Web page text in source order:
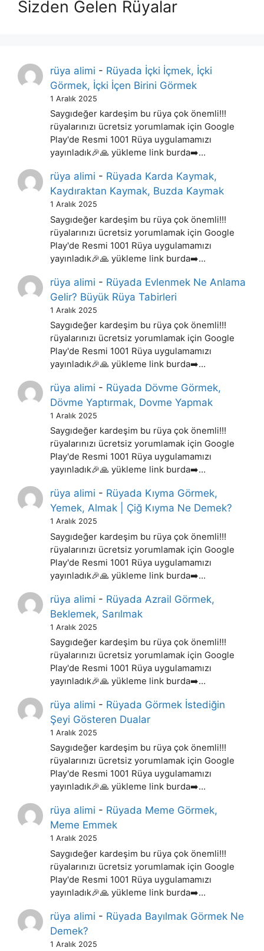
Sizden Gelen Rüyalar
rüya alimi - Rüyada İçki İçmek, İçki
Görmek, İçki İçen Birini Görmek
1 Aralık 2025
Saygıdeğer kardeşim bu rüya çok önemli!!!
rüyalarınızı ücretsiz yorumlamak için Google
Play'de Resmi 1001 Rüya uygulamamızı
yayınladık🎉🙏 yükleme link burda➡️…
rüya alimi - Rüyada Karda Kaymak,
Kaydıraktan Kaymak, Buzda Kaymak
1 Aralık 2025
Saygıdeğer kardeşim bu rüya çok önemli!!!
rüyalarınızı ücretsiz yorumlamak için Google
Play'de Resmi 1001 Rüya uygulamamızı
yayınladık🎉🙏 yükleme link burda➡️…
rüya alimi - Rüyada Evlenmek Ne Anlama
Gelir? Büyük Rüya Tabirleri
1 Aralık 2025
Saygıdeğer kardeşim bu rüya çok önemli!!!
rüyalarınızı ücretsiz yorumlamak için Google
Play'de Resmi 1001 Rüya uygulamamızı
yayınladık🎉🙏 yükleme link burda➡️…
rüya alimi - Rüyada Dövme Görmek,
Dövme Yaptırmak, Dovme Yapmak
1 Aralık 2025
Saygıdeğer kardeşim bu rüya çok önemli!!!
rüyalarınızı ücretsiz yorumlamak için Google
Play'de Resmi 1001 Rüya uygulamamızı
yayınladık🎉🙏 yükleme link burda➡️…
rüya alimi - Rüyada Kıyma Görmek,
Yemek, Almak | Çiğ Kıyma Ne Demek?
1 Aralık 2025
Saygıdeğer kardeşim bu rüya çok önemli!!!
rüyalarınızı ücretsiz yorumlamak için Google
Play'de Resmi 1001 Rüya uygulamamızı
yayınladık🎉🙏 yükleme link burda➡️…
rüya alimi - Rüyada Azrail Görmek,
Beklemek, Sarılmak
1 Aralık 2025
Saygıdeğer kardeşim bu rüya çok önemli!!!
rüyalarınızı ücretsiz yorumlamak için Google
Play'de Resmi 1001 Rüya uygulamamızı
yayınladık🎉🙏 yükleme link burda➡️…
rüya alimi - Rüyada Görmek İstediğin
Şeyi Gösteren Dualar
1 Aralık 2025
Saygıdeğer kardeşim bu rüya çok önemli!!!
rüyalarınızı ücretsiz yorumlamak için Google
Play'de Resmi 1001 Rüya uygulamamızı
yayınladık🎉🙏 yükleme link burda➡️…
rüya alimi - Rüyada Meme Görmek,
Meme Emmek
1 Aralık 2025
Saygıdeğer kardeşim bu rüya çok önemli!!!
rüyalarınızı ücretsiz yorumlamak için Google
Play'de Resmi 1001 Rüya uygulamamızı
yayınladık🎉🙏 yükleme link burda➡️…
rüya alimi - Rüyada Bayılmak Görmek Ne
Demek?
1 Aralık 2025